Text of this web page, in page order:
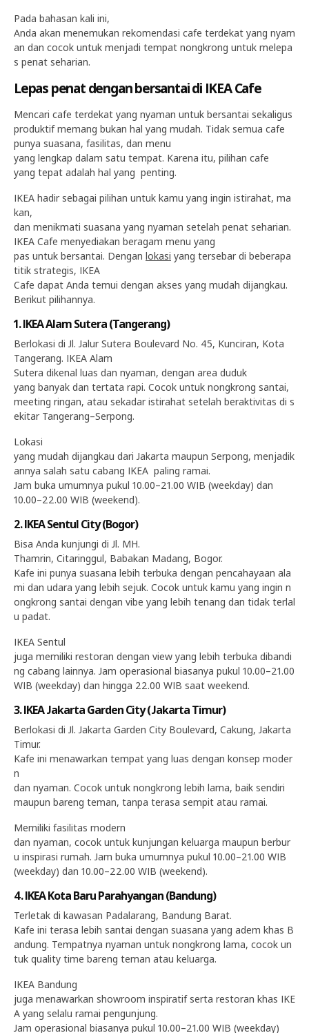
Pada bahasan kali ini,
Anda akan menemukan rekomendasi cafe terdekat yang nyam
an dan cocok untuk menjadi tempat nongkrong untuk melepa
s penat seharian.
Lepas penat dengan bersantai di IKEA Cafe
Mencari cafe terdekat yang nyaman untuk bersantai sekaligus
produktif memang bukan hal yang mudah. Tidak semua cafe
punya suasana, fasilitas, dan menu
yang lengkap dalam satu tempat. Karena itu, pilihan cafe
yang tepat adalah hal yang penting.
IKEA hadir sebagai pilihan untuk kamu yang ingin istirahat, ma
kan,
dan menikmati suasana yang nyaman setelah penat seharian.
IKEA Cafe menyediakan beragam menu yang
pas untuk bersantai. Dengan lokasi yang tersebar di beberapa
titik strategis, IKEA
Cafe dapat Anda temui dengan akses yang mudah dijangkau.
Berikut pilihannya.
1. IKEA Alam Sutera (Tangerang)
Berlokasi di Jl. Jalur Sutera Boulevard No. 45, Kunciran, Kota
Tangerang. IKEA Alam
Sutera dikenal luas dan nyaman, dengan area duduk
yang banyak dan tertata rapi. Cocok untuk nongkrong santai,
meeting ringan, atau sekadar istirahat setelah beraktivitas di s
ekitar Tangerang–Serpong.
Lokasi
yang mudah dijangkau dari Jakarta maupun Serpong, menjadik
annya salah satu cabang IKEA paling ramai.
Jam buka umumnya pukul 10.00–21.00 WIB (weekday) dan
10.00–22.00 WIB (weekend).
2. IKEA Sentul City (Bogor)
Bisa Anda kunjungi di Jl. MH.
Thamrin, Citaringgul, Babakan Madang, Bogor.
Kafe ini punya suasana lebih terbuka dengan pencahayaan ala
mi dan udara yang lebih sejuk. Cocok untuk kamu yang ingin n
ongkrong santai dengan vibe yang lebih tenang dan tidak terlal
u padat.
IKEA Sentul
juga memiliki restoran dengan view yang lebih terbuka dibandi
ng cabang lainnya. Jam operasional biasanya pukul 10.00–21.00
WIB (weekday) dan hingga 22.00 WIB saat weekend.
3. IKEA Jakarta Garden City (Jakarta Timur)
Berlokasi di Jl. Jakarta Garden City Boulevard, Cakung, Jakarta
Timur.
Kafe ini menawarkan tempat yang luas dengan konsep moder
n
dan nyaman. Cocok untuk nongkrong lebih lama, baik sendiri
maupun bareng teman, tanpa terasa sempit atau ramai.
Memiliki fasilitas modern
dan nyaman, cocok untuk kunjungan keluarga maupun berbur
u inspirasi rumah. Jam buka umumnya pukul 10.00–21.00 WIB
(weekday) dan 10.00–22.00 WIB (weekend).
4. IKEA Kota Baru Parahyangan (Bandung)
Terletak di kawasan Padalarang, Bandung Barat.
Kafe ini terasa lebih santai dengan suasana yang adem khas B
andung. Tempatnya nyaman untuk nongkrong lama, cocok un
tuk quality time bareng teman atau keluarga.
IKEA Bandung
juga menawarkan showroom inspiratif serta restoran khas IKE
A yang selalu ramai pengunjung.
Jam operasional biasanya pukul 10.00–21.00 WIB (weekday)